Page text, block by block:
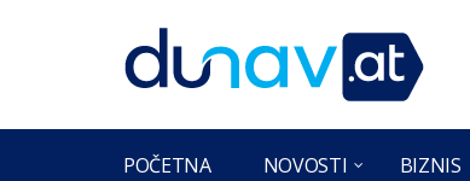
POČETNA NOVOSTI BIZNIS